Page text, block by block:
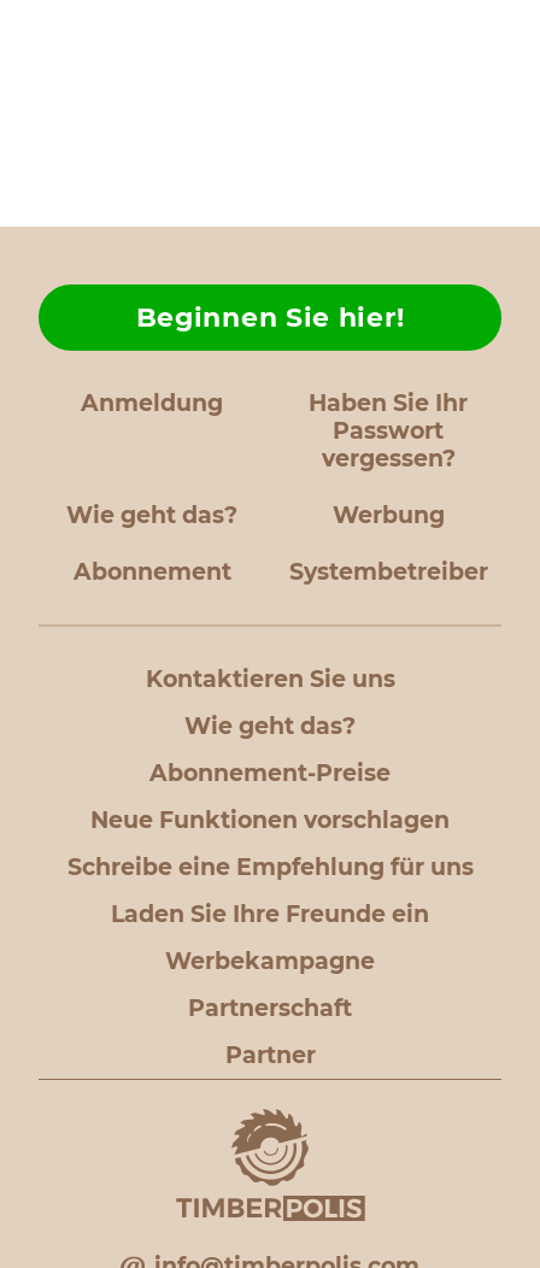
Anmeldung
Haben Sie Ihr
Passwort
vergessen?
Wie geht das?
Beginnen Sie hier!
Werbung
Abonnement Systembetreiber
Kontaktieren Sie uns
Wie geht das?
Abonnement-Preise
Neue Funktionen vorschlagen
Schreibe eine Empfehlung für uns
Laden Sie Ihre Freunde ein
Werbekampagne
Partnerschaft
Partner